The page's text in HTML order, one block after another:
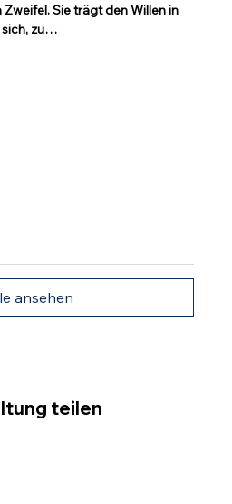
Sie trägt den Willen in
sich, zu…
ansehen
teilen